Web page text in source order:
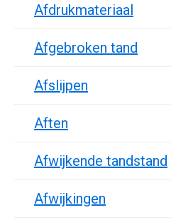
Afdrukmateriaal
Afgebroken tand
Afslijpen
Aften
Afwijkende tandstand
Afwijkingen